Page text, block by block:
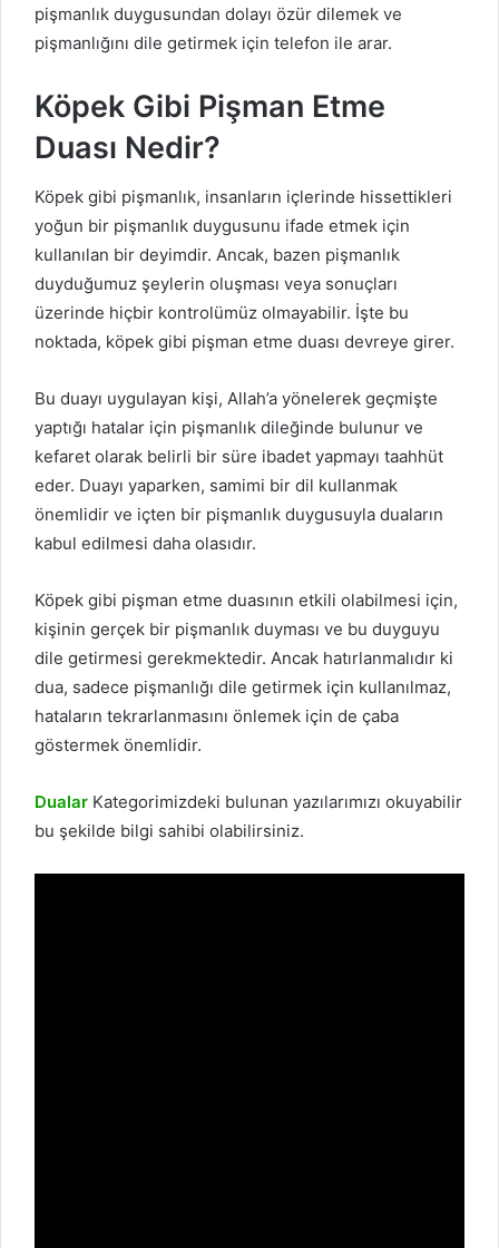
pişmanlık duygusundan dolayı özür dilemek ve
pişmanlığını dile getirmek için telefon ile arar.
Köpek Gibi Pişman Etme
Duası Nedir?
Köpek gibi pişmanlık, insanların içlerinde hissettikleri
yoğun bir pişmanlık duygusunu ifade etmek için
kullanılan bir deyimdir. Ancak, bazen pişmanlık
duyduğumuz şeylerin oluşması veya sonuçları
üzerinde hiçbir kontrolümüz olmayabilir. İşte bu
noktada, köpek gibi pişman etme duası devreye girer.
Bu duayı uygulayan kişi, Allah’a yönelerek geçmişte
yaptığı hatalar için pişmanlık dileğinde bulunur ve
kefaret olarak belirli bir süre ibadet yapmayı taahhüt
eder. Duayı yaparken, samimi bir dil kullanmak
önemlidir ve içten bir pişmanlık duygusuyla duaların
kabul edilmesi daha olasıdır.
Köpek gibi pişman etme duasının etkili olabilmesi için,
kişinin gerçek bir pişmanlık duyması ve bu duyguyu
dile getirmesi gerekmektedir. Ancak hatırlanmalıdır ki
dua, sadece pişmanlığı dile getirmek için kullanılmaz,
hataların tekrarlanmasını önlemek için de çaba
göstermek önemlidir.
Dualar Kategorimizdeki bulunan yazılarımızı okuyabilir
bu şekilde bilgi sahibi olabilirsiniz.